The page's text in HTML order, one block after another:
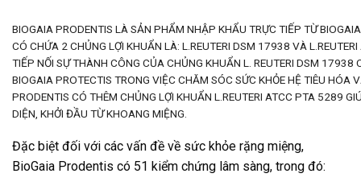
BIOGAIA PRODENTIS LÀ SẢN PHẨM NHẬP KHẨU TRỰC TIẾP TỪ
CÓ CHỨA 2 CHỦNG LỢI KHUẨN LÀ: L.REUTERI DSM 17938 VÀ
TIẾP NỐI SỰ THÀNH CÔNG CỦA CHỦNG KHUẨN L. REUTERI DSM 17938
BIOGAIA PROTECTIS TRONG VIỆC CHĂM SÓC SỨC KHỎE HỆ TIÊU HÓA
PRODENTIS CÓ THÊM CHỦNG LỢI KHUẨN L.REUTERI ATCC PTA 5289
DIỆN, KHỞI ĐẦU TỪ KHOANG MIỆNG.
Đặc biệt đối với các vấn đề về sức khỏe rặng miệng,
BioGaia Prodentis có 51 kiểm chứng lâm sàng, trong đó: